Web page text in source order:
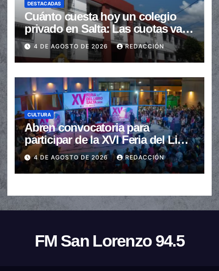
DESTACADAS
Cuánto cuesta hoy un colegio
privado en Salta: Las cuotas van
de $110.000 a más de $600.000
4 DE AGOSTO DE 2026 REDACCIÓN
CULTURA
Abren convocatoria para
participar de la XVI Feria del Libro
de Salta
4 DE AGOSTO DE 2026 REDACCIÓN
FM San Lorenzo 94.5